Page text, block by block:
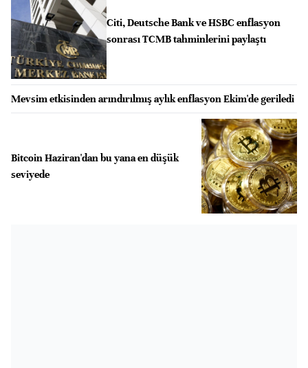
Citi, Deutsche Bank ve HSBC enflasyon
sonrası TCMB tahminlerini paylaştı
Mevsim etkisinden arındırılmış aylık enflasyon Ekim'de geriledi
Bitcoin Haziran'dan bu yana en düşük
seviyede